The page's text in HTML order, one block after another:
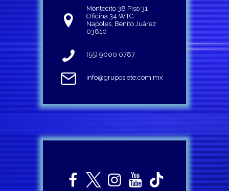
Montecito 38 Piso 31
Oficina 34 WTC
Napoles, Benito Juárez
03810
(55) 9000 0787
info@gruposiete.com.mx